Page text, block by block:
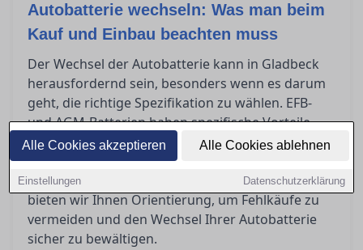
Alle Cookies akzeptieren Alle Cookies ablehnen
Einstellungen Datenschutzerklärung
Autobatterie wechseln: Was man beim
Kauf und Einbau beachten muss
Der Wechsel der Autobatterie kann in Gladbeck
herausfordernd sein, besonders wenn es darum
geht, die richtige Spezifikation zu wählen. EFB-
und AGM-Batterien haben spezifische Vorteile
und es ist entscheidend zu wissen, wann man
selbst Hand anlegen kann oder doch eine
Werkstatt aufsuchen sollte. In diesem Artikel
bieten wir Ihnen Orientierung, um Fehlkäufe zu
vermeiden und den Wechsel Ihrer Autobatterie
sicher zu bewältigen.